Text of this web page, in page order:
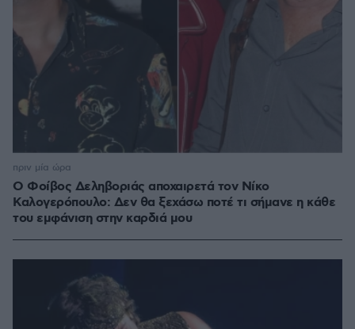
Ο Φοίβος Δεληβοριάς αποχαιρετά τον Νίκο
Καλογερόπουλο: Δεν θα ξεχάσω ποτέ τι σήμανε η κάθε
του εμφάνιση στην καρδιά μου
πριν μία ώρα